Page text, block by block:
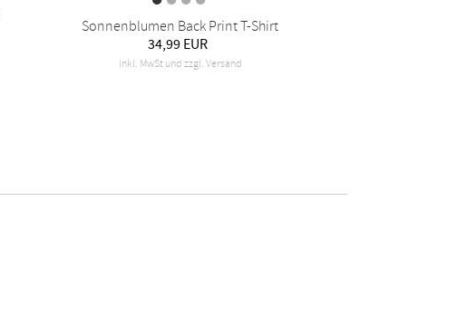
Sonnenblumen Back Print T-Shirt
34,99 EUR
inkl. MwSt und zzgl. Versand